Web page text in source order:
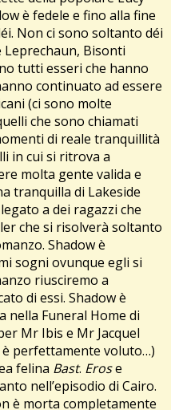
è fedele e fino alla fine
Non ci sono soltanto déi
Leprechaun, Bisonti
tutti esseri che hanno
continuato ad essere
(ci sono molte
che sono chiamati
di reale tranquillità
in cui si ritrova a
molta gente valida e
tranquilla di Lakeside
a dei ragazzi che
che si risolverà soltanto
Shadow è
sogni ovunque egli si
riusciremo a
di essi. Shadow è
nella Funeral Home di
Mr Ibis e Mr Jacquel
perfettamente voluto…)
felina Bast. Erose
nell’episodio di Cairo.
è morta completamente